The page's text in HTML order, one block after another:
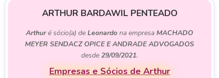
ARTHUR BARDAWIL PENTEADO
Arthuré sócio(a) de Leonardo na empresa MACHADO
MEYER SENDACZ OPICE E ANDRADE ADVOGADOS
desde 29/09/2021.
Empresas e Sócios de Arthur